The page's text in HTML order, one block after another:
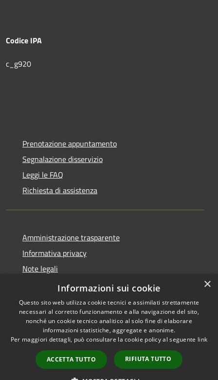
Codice IPA
c_g920
Prenotazione appuntamento
Segnalazione disservizio
Leggi le FAQ
Richiesta di assistenza
Amministrazione trasparente
Informativa privacy
Note legali
Dichiarazione di accessibilità
Accessibilità
Copyright © 2026 • Comune di
Porto San Giorgio • Powered by
Municipium•
Accesso
redazione
×
Informazioni sui cookie
Questo sito web utilizza cookie tecnici e assimilati strettamente
necessari al corretto funzionamento e alla navigazione del sito,
nonché un cookie tecnico analitico al solo fine di elaborare
informazioni statistiche, aggregate e anonime.
Per maggiori dettagli, può consultare la cookie policy al seguente link
ACCETTA TUTTO RIFIUTA TUTTO